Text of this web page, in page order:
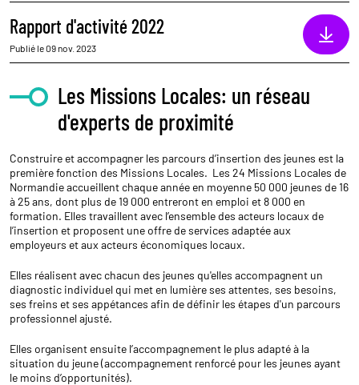
Rapport d'activité 2022
Publié le 09 nov. 2023
Les Missions Locales: un réseau
d'experts de proximité
Construire et accompagner les parcours d’insertion des jeunes est la
première fonction des Missions Locales. Les 24 Missions Locales de
Normandie accueillent chaque année en moyenne 50 000 jeunes de 16
à 25 ans, dont plus de 19 000 entreront en emploi et 8 000 en
formation. Elles travaillent avec l’ensemble des acteurs locaux de
l’insertion et proposent une offre de services adaptée aux
employeurs et aux acteurs économiques locaux.
Elles réalisent avec chacun des jeunes qu'elles accompagnent un
diagnostic individuel qui met en lumière ses attentes, ses besoins,
ses freins et ses appétances afin de définir les étapes d'un parcours
professionnel ajusté.
Elles organisent ensuite l’accompagnement le plus adapté à la
situation du jeune (accompagnement renforcé pour les jeunes ayant
le moins d’opportunités).